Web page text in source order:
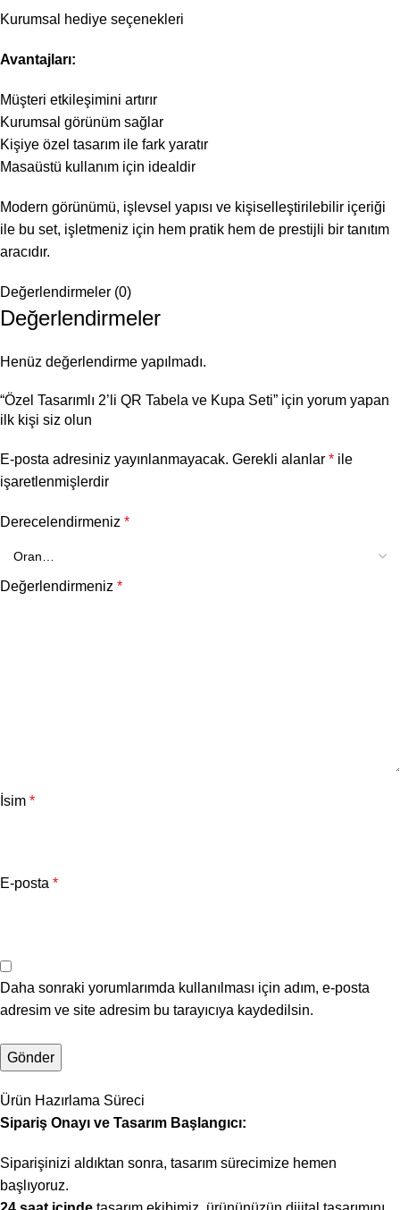
Kurumsal hediye seçenekleri
Avantajları:
Müşteri etkileşimini artırır
Kurumsal görünüm sağlar
Kişiye özel tasarım ile fark yaratır
Masaüstü kullanım için idealdir
Modern görünümü, işlevsel yapısı ve kişiselleştirilebilir içeriği
ile bu set, işletmeniz için hem pratik hem de prestijli bir tanıtım
aracıdır.
Değerlendirmeler (0)
Değerlendirmeler
Henüz değerlendirme yapılmadı.
“Özel Tasarımlı 2’li QR Tabela ve Kupa Seti” için yorum yapan
ilk kişi siz olun
E-posta adresiniz yayınlanmayacak. Gerekli alanlar * ile
işaretlenmişlerdir
Derecelendirmeniz *
Değerlendirmeniz *
İsim *
E-posta *
Daha sonraki yorumlarımda kullanılması için adım, e-posta
adresim ve site adresim bu tarayıcıya kaydedilsin.
Ürün Hazırlama Süreci
Sipariş Onayı ve Tasarım Başlangıcı:
Siparişinizi aldıktan sonra, tasarım sürecimize hemen
başlıyoruz.